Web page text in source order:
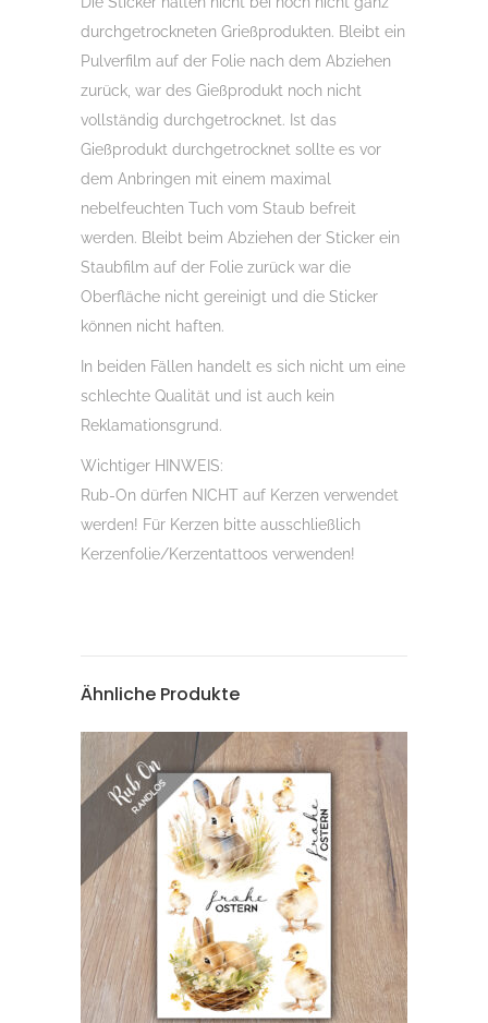
durchgetrockneten Grießprodukten. Bleibt ein
Pulverfilm auf der Folie nach dem Abziehen
zurück, war des Gießprodukt noch nicht
vollständig durchgetrocknet. Ist das
Gießprodukt durchgetrocknet sollte es vor
dem Anbringen mit einem maximal
nebelfeuchten Tuch vom Staub befreit
werden. Bleibt beim Abziehen der Sticker ein
Staubfilm auf der Folie zurück war die
Oberfläche nicht gereinigt und die Sticker
können nicht haften.
In beiden Fällen handelt es sich nicht um eine
schlechte Qualität und ist auch kein
Reklamationsgrund.
Wichtiger HINWEIS:
Rub-On dürfen NICHT auf Kerzen verwendet
werden! Für Kerzen bitte ausschließlich
Kerzenfolie/Kerzentattoos verwenden!
Ähnliche Produkte